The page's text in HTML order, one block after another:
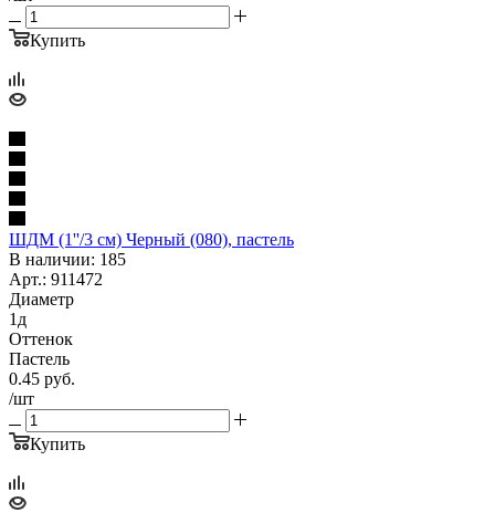
Купить
ШДМ (1''/3 см) Черный (080), пастель
В наличии: 185
Арт.: 911472
Диаметр
1д
Оттенок
Пастель
0.45 руб.
/шт
Купить